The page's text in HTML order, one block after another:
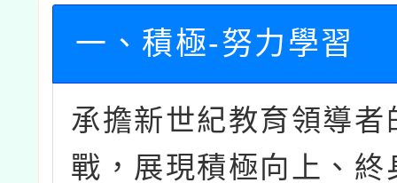
一、積極-努力學習
承擔新世紀教育領導者
戰，展現積極向上、終